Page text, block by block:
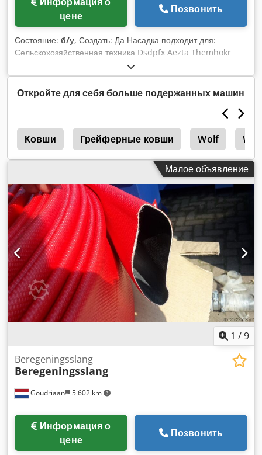
цене
Позвонить
Состояние: б/у, Создать: Да Насадка подходит для:
Сельскохозяйственная техника Dsdpfx Aezta Themhokr
Откройте для себя больше подержанных машин
Ковши Грейферные ковши Wolf
Малое объявление
1 /9
Goudriaan 5 602 km
Beregeningsslang
Beregeningsslang
цене
Позвонить